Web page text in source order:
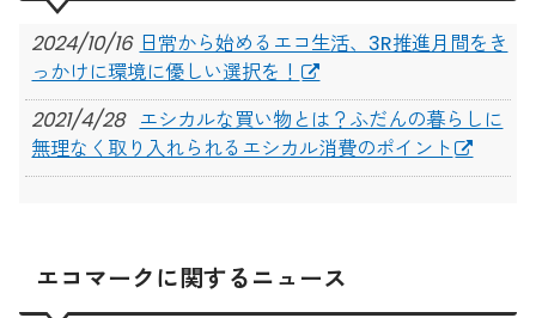
2024/10/16 日常から始めるエコ生活、3R推進月間をき
っかけに環境に優しい選択を！
2021/4/28 エシカルな買い物とは？ふだんの暮らしに
無理なく取り入れられるエシカル消費のポイント
エコマークに関するニュース